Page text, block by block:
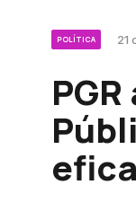
POLÍTICA 21